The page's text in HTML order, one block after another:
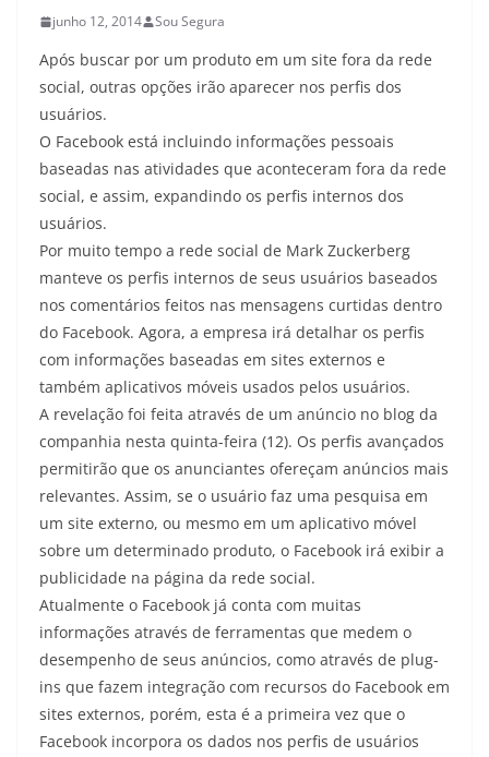
junho 12, 2014 Sou Segura
Após buscar por um produto em um site fora da rede
social, outras opções irão aparecer nos perfis dos
usuários.
O Facebook está incluindo informações pessoais
baseadas nas atividades que aconteceram fora da rede
social, e assim, expandindo os perfis internos dos
usuários.
Por muito tempo a rede social de Mark Zuckerberg
manteve os perfis internos de seus usuários baseados
nos comentários feitos nas mensagens curtidas dentro
do Facebook. Agora, a empresa irá detalhar os perfis
com informações baseadas em sites externos e
também aplicativos móveis usados pelos usuários.
A revelação foi feita através de um anúncio no blog da
companhia nesta quinta-feira (12). Os perfis avançados
permitirão que os anunciantes ofereçam anúncios mais
relevantes. Assim, se o usuário faz uma pesquisa em
um site externo, ou mesmo em um aplicativo móvel
sobre um determinado produto, o Facebook irá exibir a
publicidade na página da rede social.
Atualmente o Facebook já conta com muitas
informações através de ferramentas que medem o
desempenho de seus anúncios, como através de plug-
ins que fazem integração com recursos do Facebook em
sites externos, porém, esta é a primeira vez que o
Facebook incorpora os dados nos perfis de usuários